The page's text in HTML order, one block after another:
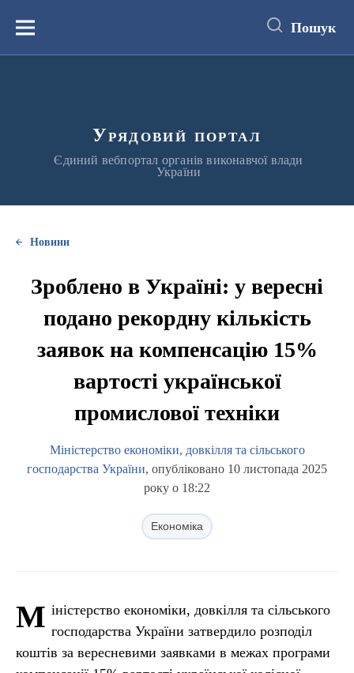
вмістуМеню Пошук
Урядовий портал
Єдиний вебпортал органів виконавчої влади
України
Новини
Зроблено в Україні: у вересні
подано рекордну кількість
заявок на компенсацію 15%
вартості української
промислової техніки
Міністерство економіки, довкілля та сільського
господарства України, опубліковано 10 листопада 2025
року о 18:22
Економіка
М іністерство економіки, довкілля та сільського
господарства України затвердило розподіл
коштів за вересневими заявками в межах програми